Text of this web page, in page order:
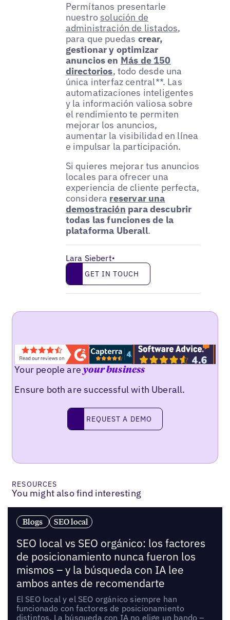
Permítanos presentarle
nuestro solución de
administración de listados,
para que puedas crear,
gestionar y optimizar
anuncios en Más de 150
directorios, todo desde una
única interfaz central**. Las
automatizaciones inteligentes
y la información valiosa sobre
el rendimiento te permiten
mejorar los anuncios,
aumentar la visibilidad en línea
e impulsar la participación.
Si quieres mejorar tus anuncios
locales para ofrecer una
experiencia de cliente perfecta,
considera reservar una
demostración para descubrir
todas las funciones de la
plataforma Uberall.
Lara Siebert•
Get in touch
GET IN TOUCH
Your people areyour business
Ensure both are successful with Uberall.
Request a demo
REQUEST A DEMO
RESOURCES
You might also find interesting
Blogs SEO local
SEO local vs SEO orgánico: los factores
de posicionamiento nunca fueron los
mismos – y la búsqueda con IA lee
ambos antes de recomendarte
El SEO local y el SEO orgánico siempre han
funcionado con factores de posicionamiento
distintos. La búsqueda con IA no elige un bando –